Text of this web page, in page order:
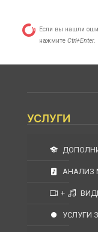
Если вы нашли
нажмите Ctrl+Enter.
УСЛУГИ
АНАЛИЗ
+
УСЛУГИ